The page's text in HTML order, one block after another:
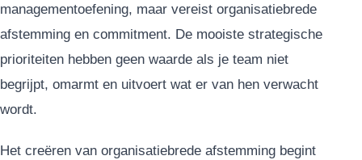
managementoefening, maar vereist organisatiebrede
afstemming en commitment. De mooiste strategische
prioriteiten hebben geen waarde als je team niet
begrijpt, omarmt en uitvoert wat er van hen verwacht
wordt.
Het creëren van organisatiebrede afstemming begint